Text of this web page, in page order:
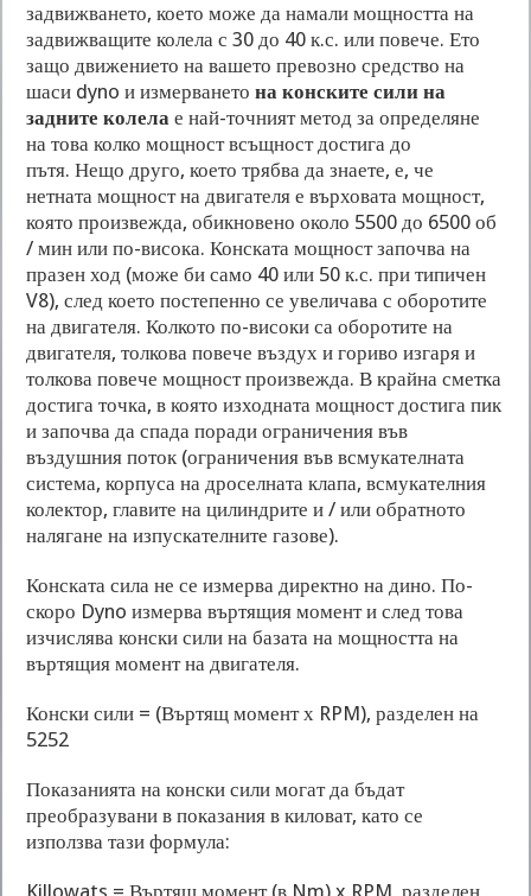
задвижването, което може да намали мощността на
задвижващите колела с 30 до 40 к.с. или повече. Ето
защо движението на вашето превозно средство на
шаси dyno и измерванетона конските сили на
задните колела е най-точният метод за определяне
на това колко мощност всъщност достига до
пътя. Нещо друго, което трябва да знаете, е, че
нетната мощност на двигателя е върховата мощност,
която произвежда, обикновено около 5500 до 6500 об
/ мин или по-висока. Конската мощност започва на
празен ход (може би само 40 или 50 к.с. при типичен
V8), след което постепенно се увеличава с оборотите
на двигателя. Колкото по-високи са оборотите на
двигателя, толкова повече въздух и гориво изгаря и
толкова повече мощност произвежда. В крайна сметка
достига точка, в която изходната мощност достига пик
и започва да спада поради ограничения във
въздушния поток (ограничения във всмукателната
система, корпуса на дроселната клапа, всмукателния
колектор, главите на цилиндрите и / или обратното
налягане на изпускателните газове).
Конската сила не се измерва директно на дино. По-
скоро Dyno измерва въртящия момент и след това
изчислява конски сили на базата на мощността на
въртящия момент на двигателя.
Конски сили = (Въртящ момент х RPM), разделен на
5252
Показанията на конски сили могат да бъдат
преобразувани в показания в киловат, като се
използва тази формула:
Killowats = Въртящ момент (в Nm) x RPM, разделен